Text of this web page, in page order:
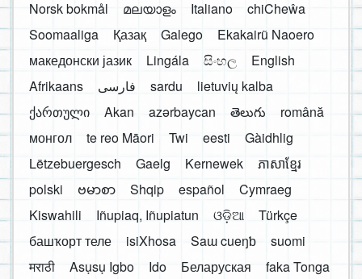
Norsk bokmål
മലയാളം Italiano
chiCheŵa
Soomaaliga
Қазақ Galego
Ekakairũ Naoero
македонски јазик
Lingála සිංහල
English
Afrikaans
فارسی sardu
lietuvių kalba
ქართული
Akan azərbaycan తెలుగు
română
монгол
te reo Māori Twi eesti
Gàidhlig
Lëtzebuergesch
Gaelg Kernewek
ភាសាខ្មែរ
polski
ဗမာစာ Shqip español
Cymraeg
Kiswahili
Iñupiaq, Iñupiatun ଓଡ଼ିଆ
Türkçe
башҡорт теле
isiXhosa Saɯ cueŋƅ
suomi
मराठी
Asụsụ Igbo Ido Беларуская
faka Tonga